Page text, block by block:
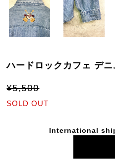
ハードロックカフェ デ
¥5,500
SOLD OUT
International